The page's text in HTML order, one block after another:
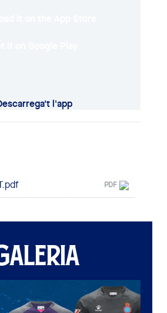
PDF